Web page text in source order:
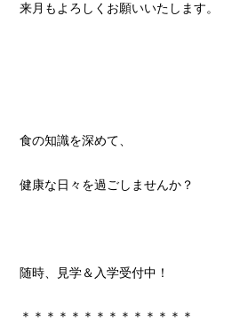
来月もよろしくお願いいたします。
食の知識を深めて、
健康な日々を過ごしませんか？
随時、見学＆入学受付中！
＊＊＊＊＊＊＊＊＊＊＊＊＊＊